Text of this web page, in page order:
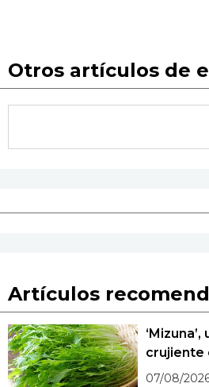
Otros artículos de
Artículos
crujiente
07/08/